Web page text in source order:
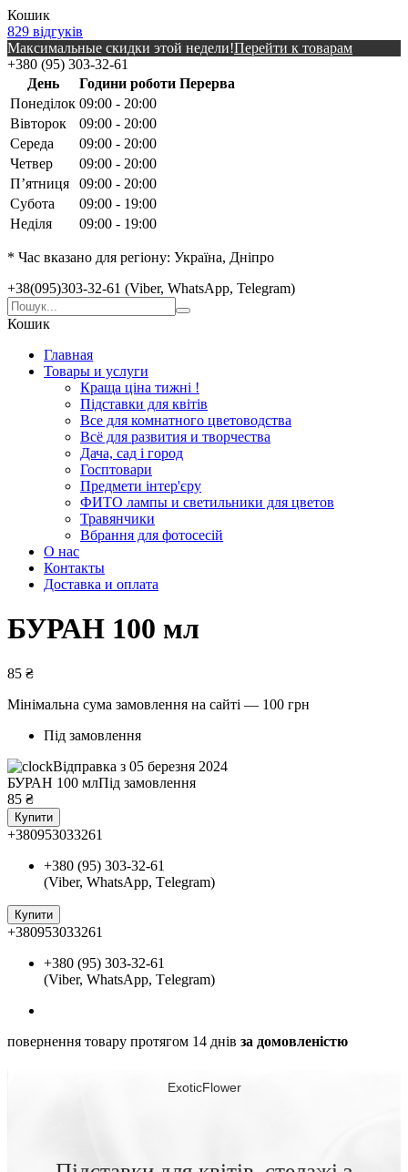
Кошик
829 відгуків
Максимальные скидки этой недели!Перейти к товарам
+380 (95) 303-32-61
День
Години роботи Перерва
Понеділок 09:00 - 20:00
Вівторок
09:00 - 20:00
Середа
09:00 - 20:00
Четвер
09:00 - 20:00
Пʼятниця
09:00 - 20:00
Субота
09:00 - 19:00
Неділя
09:00 - 19:00
* Час вказано для регіону: Україна, Дніпро
+38(095)303-32-61 (Viber, WhatsApp, Telegram)
Кошик
Главная
Товары и услуги
Краща ціна тижні !
Підставки для квітів
Все для комнатного цветоводства
Всё для развития и творчества
Дача, сад і город
Госптовари
Предмети інтер'єру
ФИТО лампы и светильники для цветов
Травянчики
Вбрання для фотосесій
О нас
Контакты
Доставка и оплата
БУРАН 100 мл
85 ₴
Мінімальна сума замовлення на сайті — 100 грн
Під замовлення
Відправка з 05 березня 2024
БУРАН 100 млПід замовлення
85 ₴
Купити
+380953033261
+380 (95) 303-32-61
(Viber, WhatsApp, Тelegram)
Купити
+380953033261
+380 (95) 303-32-61
(Viber, WhatsApp, Тelegram)
повернення товару протягом 14 днів за домовленістю
ExoticFlower